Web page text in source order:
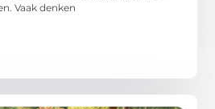
Vaak denken